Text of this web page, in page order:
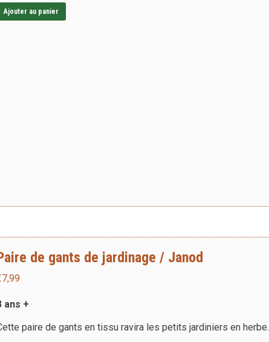
Ajouter au panier
de gants de jardinage / Janod
7,99
ans +
paire de gants en tissu ravira les petits jardiniers en herbe.